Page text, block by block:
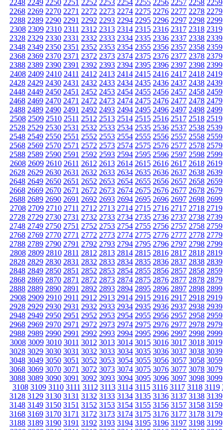
2248 2249 2250 2251 2252 2253 2254 2255 2256 2257 2258 2259
2268 2269 2270 2271 2272 2273 2274 2275 2276 2277 2278 2279
2288 2289 2290 2291 2292 2293 2294 2295 2296 2297 2298 2299
2308 2309 2310 2311 2312 2313 2314 2315 2316 2317 2318 2319
2328 2329 2330 2331 2332 2333 2334 2335 2336 2337 2338 2339
2348 2349 2350 2351 2352 2353 2354 2355 2356 2357 2358 2359
2368 2369 2370 2371 2372 2373 2374 2375 2376 2377 2378 2379
2388 2389 2390 2391 2392 2393 2394 2395 2396 2397 2398 2399
2408 2409 2410 2411 2412 2413 2414 2415 2416 2417 2418 2419
2428 2429 2430 2431 2432 2433 2434 2435 2436 2437 2438 2439
2448 2449 2450 2451 2452 2453 2454 2455 2456 2457 2458 2459
2468 2469 2470 2471 2472 2473 2474 2475 2476 2477 2478 2479
2488 2489 2490 2491 2492 2493 2494 2495 2496 2497 2498 2499
2508 2509 2510 2511 2512 2513 2514 2515 2516 2517 2518 2519
2528 2529 2530 2531 2532 2533 2534 2535 2536 2537 2538 2539
2548 2549 2550 2551 2552 2553 2554 2555 2556 2557 2558 2559
2568 2569 2570 2571 2572 2573 2574 2575 2576 2577 2578 2579
2588 2589 2590 2591 2592 2593 2594 2595 2596 2597 2598 2599
2608 2609 2610 2611 2612 2613 2614 2615 2616 2617 2618 2619
2628 2629 2630 2631 2632 2633 2634 2635 2636 2637 2638 2639
2648 2649 2650 2651 2652 2653 2654 2655 2656 2657 2658 2659
2668 2669 2670 2671 2672 2673 2674 2675 2676 2677 2678 2679
2688 2689 2690 2691 2692 2693 2694 2695 2696 2697 2698 2699
2708 2709 2710 2711 2712 2713 2714 2715 2716 2717 2718 2719
2728 2729 2730 2731 2732 2733 2734 2735 2736 2737 2738 2739
2748 2749 2750 2751 2752 2753 2754 2755 2756 2757 2758 2759
2768 2769 2770 2771 2772 2773 2774 2775 2776 2777 2778 2779
2788 2789 2790 2791 2792 2793 2794 2795 2796 2797 2798 2799
2808 2809 2810 2811 2812 2813 2814 2815 2816 2817 2818 2819
2828 2829 2830 2831 2832 2833 2834 2835 2836 2837 2838 2839
2848 2849 2850 2851 2852 2853 2854 2855 2856 2857 2858 2859
2868 2869 2870 2871 2872 2873 2874 2875 2876 2877 2878 2879
2888 2889 2890 2891 2892 2893 2894 2895 2896 2897 2898 2899
2908 2909 2910 2911 2912 2913 2914 2915 2916 2917 2918 2919
2928 2929 2930 2931 2932 2933 2934 2935 2936 2937 2938 2939
2948 2949 2950 2951 2952 2953 2954 2955 2956 2957 2958 2959
2968 2969 2970 2971 2972 2973 2974 2975 2976 2977 2978 2979
2988 2989 2990 2991 2992 2993 2994 2995 2996 2997 2998 2999
3008 3009 3010 3011 3012 3013 3014 3015 3016 3017 3018 3019
3028 3029 3030 3031 3032 3033 3034 3035 3036 3037 3038 3039
3048 3049 3050 3051 3052 3053 3054 3055 3056 3057 3058 3059
3068 3069 3070 3071 3072 3073 3074 3075 3076 3077 3078 3079
3088 3089 3090 3091 3092 3093 3094 3095 3096 3097 3098 3099
3108 3109 3110 3111 3112 3113 3114 3115 3116 3117 3118 3119
3128 3129 3130 3131 3132 3133 3134 3135 3136 3137 3138 3139
3148 3149 3150 3151 3152 3153 3154 3155 3156 3157 3158 3159
3168 3169 3170 3171 3172 3173 3174 3175 3176 3177 3178 3179
3188 3189 3190 3191 3192 3193 3194 3195 3196 3197 3198 3199